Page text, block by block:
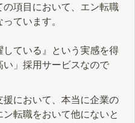
項目において、エン転職
ています。
ている』という実感を得
い」採用サービスなので
援において、本当に企業の
転職をおいて他にないと